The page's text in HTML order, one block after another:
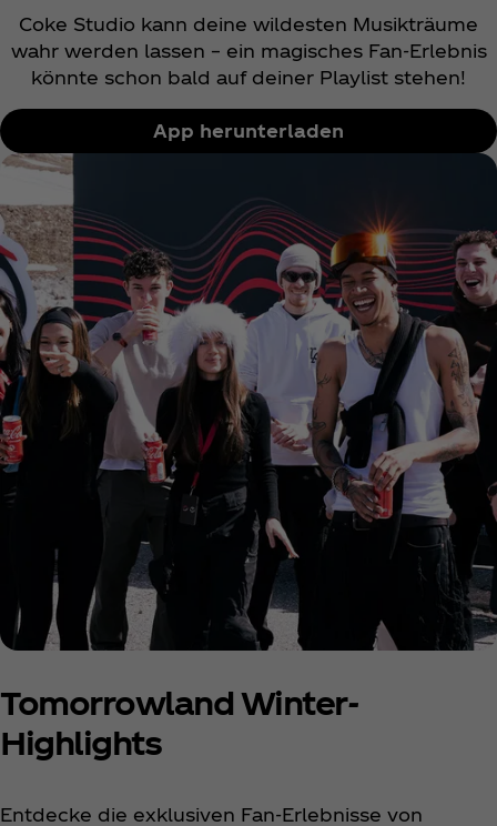
Coke Studio kann deine wildesten Musikträume
wahr werden lassen – ein magisches Fan-Erlebnis
könnte schon bald auf deiner Playlist stehen!
App herunterladen
Tomorrowland Winter-
Highlights
Entdecke die exklusiven Fan-Erlebnisse von